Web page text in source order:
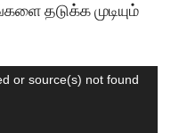
தடுக்க முடியும்
or source(s) not found